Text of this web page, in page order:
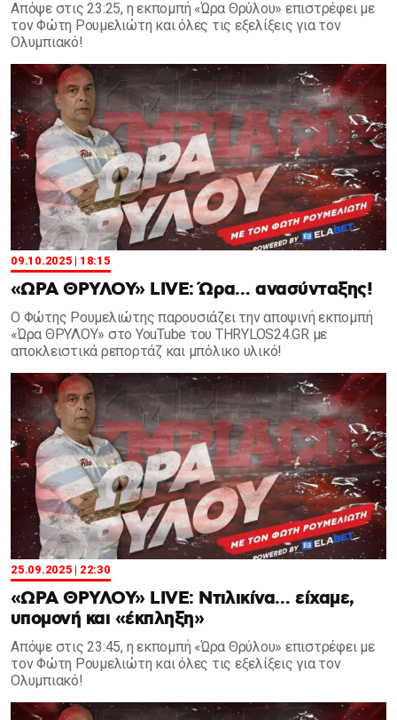
Aπόψε στις 23:25, η εκπομπή «Ώρα Θρύλου» επιστρέφει με
τον Φώτη Ρουμελιώτη και όλες τις εξελίξεις για τον
Ολυμπιακό!
09.10.2025 | 18:15
«ΩΡΑ ΘΡΥΛΟΥ» LIVE: Ώρα… ανασύνταξης!
Ο Φώτης Ρουμελιώτης παρουσιάζει την αποψινή εκπομπή
«Ώρα ΘΡΥΛΟΥ» στο YouTube του THRYLOS24.GR με
αποκλειστικά ρεπορτάζ και μπόλικο υλικό!
25.09.2025 | 22:30
«ΩΡΑ ΘΡΥΛΟΥ» LIVE: Ντιλικίνα… είχαμε,
υπομονή και «έκπληξη»
Aπόψε στις 23:45, η εκπομπή «Ώρα Θρύλου» επιστρέφει με
τον Φώτη Ρουμελιώτη και όλες τις εξελίξεις για τον
Ολυμπιακό!